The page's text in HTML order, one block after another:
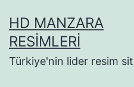
geçHD MANZARA
RESIMLERI
Türkiye'nin lider resim